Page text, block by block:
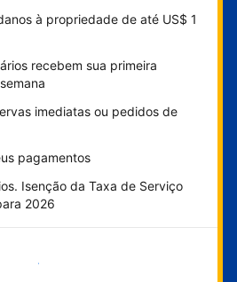
à propriedade de até US$ 1
recebem sua primeira
imediatas ou pedidos de
pagamentos
Isenção da Taxa de Serviço
2026
agora